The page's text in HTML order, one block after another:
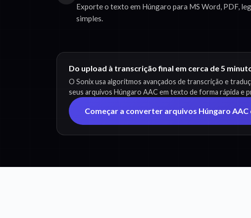
Exporte o texto em Húngaro para MS Word, PDF,
simples.
Do upload à transcrição final em cerca de 5
O Sonix usa algoritmos avançados de transcrição e
seus arquivos Húngaro AAC em texto de forma rápida e
Começar a converter arquivos Húngaro